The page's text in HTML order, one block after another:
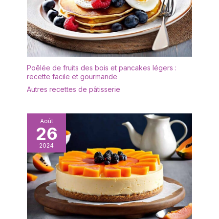
dans des terroirs
préservés de toute
pollution. Elles butinent
les plus belles variétés
florales comme celle que
vous vous apprêtez à
déguster. Le petit plus ?
Tous les miels Lune de
Miel sont garantis 100%
liquide et équilibré Notes
fruitées et chaudes
Coffret de 120 coupelles
de 20g Des miels
naturels et récoltés sur
des terroirs préservés
Marque responsable,
engagée dans la
protection des abeilles
et dans la préservation
Poêlée de fruits des bois et pancakes légers :
recette facile et gourmande
Autres recettes de pâtisserie
Août
26
2024